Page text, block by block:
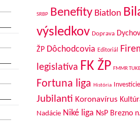
SRBP Benefity Biatlon
výsledkov Doprava
ŽP Dôchodcovia Editoriál
legislatíva FK ŽP FMMR TUKE
Fortuna liga História Investície
Jubilanti Koronavírus
Nadácie Niké liga NsP Brezno